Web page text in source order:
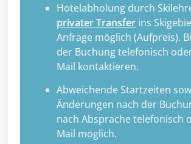
Hotelabholung durch
privater Transfer ins
Anfrage möglich (Aufpreis).
der Buchung telefonisch
Mail kontaktieren.
Abweichende Startzeiten
Änderungen nach der
nach Absprache telefonisch
Mail möglich.